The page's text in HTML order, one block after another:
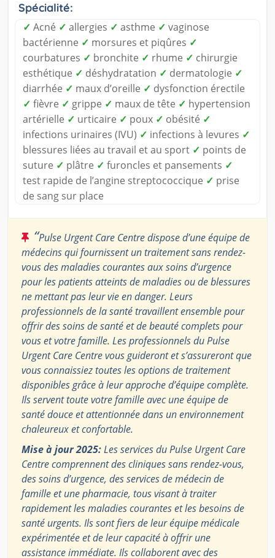
Spécialité:
✓ Acné ✓ allergies ✓ asthme ✓ vaginose
bactérienne ✓ morsures et piqûres ✓
courbatures ✓ bronchite ✓ rhume ✓ chirurgie
esthétique ✓ déshydratation ✓ dermatologie ✓
diarrhée ✓ maux d’oreille ✓ dysfonction érectile
✓ fièvre ✓ grippe ✓ maux de tête ✓ hypertension
artérielle ✓ urticaire ✓ poux ✓ obésité ✓
infections urinaires (IVU) ✓ infections à levures ✓
blessures liées au travail et au sport ✓ points de
suture ✓ plâtre ✓ furoncles et pansements ✓
test rapide de l’angine streptococcique ✓ prise
de sang sur place
“Pulse Urgent Care Centre dispose d’une équipe de
médecins qui fournissent un traitement sans rendez-
vous des maladies courantes aux soins d’urgence
pour les patients atteints de maladies ou de blessures
ne mettant pas leur vie en danger. Leurs
professionnels de la santé travaillent ensemble pour
offrir des soins de santé et de beauté complets pour
vous et votre famille. Les professionnels du Pulse
Urgent Care Centre vous guideront et s’assureront que
vous connaissiez toutes les options de traitement
disponibles grâce à leur approche d’équipe complète.
Ils servent toute votre famille avec une équipe de
santé douce et attentionnée dans un environnement
chaleureux et confortable.
Mise à jour 2025:Les services du Pulse Urgent Care
Centre comprennent des cliniques sans rendez-vous,
des soins d’urgence, des services de médecin de
famille et une pharmacie, tous visant à traiter
rapidement les maladies courantes et les besoins de
santé urgents. Ils sont fiers de leur équipe médicale
expérimentée et de leur capacité à offrir une
assistance immédiate. Ils collaborent avec des